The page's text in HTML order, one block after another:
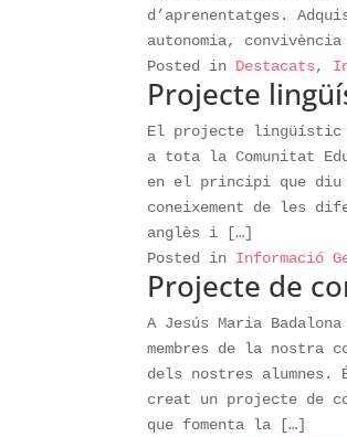
d’aprenentatges.
autonomia,
Posted in Destacats,
Projecte
El projecte lingüístic
a tota la Comunitat
en el principi que diu
coneixement de les
anglès i […]
Posted in Informació
Projecte de
A Jesús Maria
membres de la nostra
dels nostres alumnes.
creat un projecte de
que fomenta la […]